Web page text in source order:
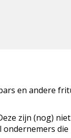
en andere
zijn (nog)